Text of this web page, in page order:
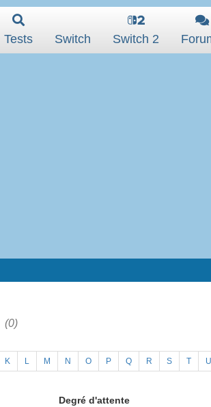
Tests Switch Switch 2
(0)
K L M N O P Q R S T U
Degré d'attente